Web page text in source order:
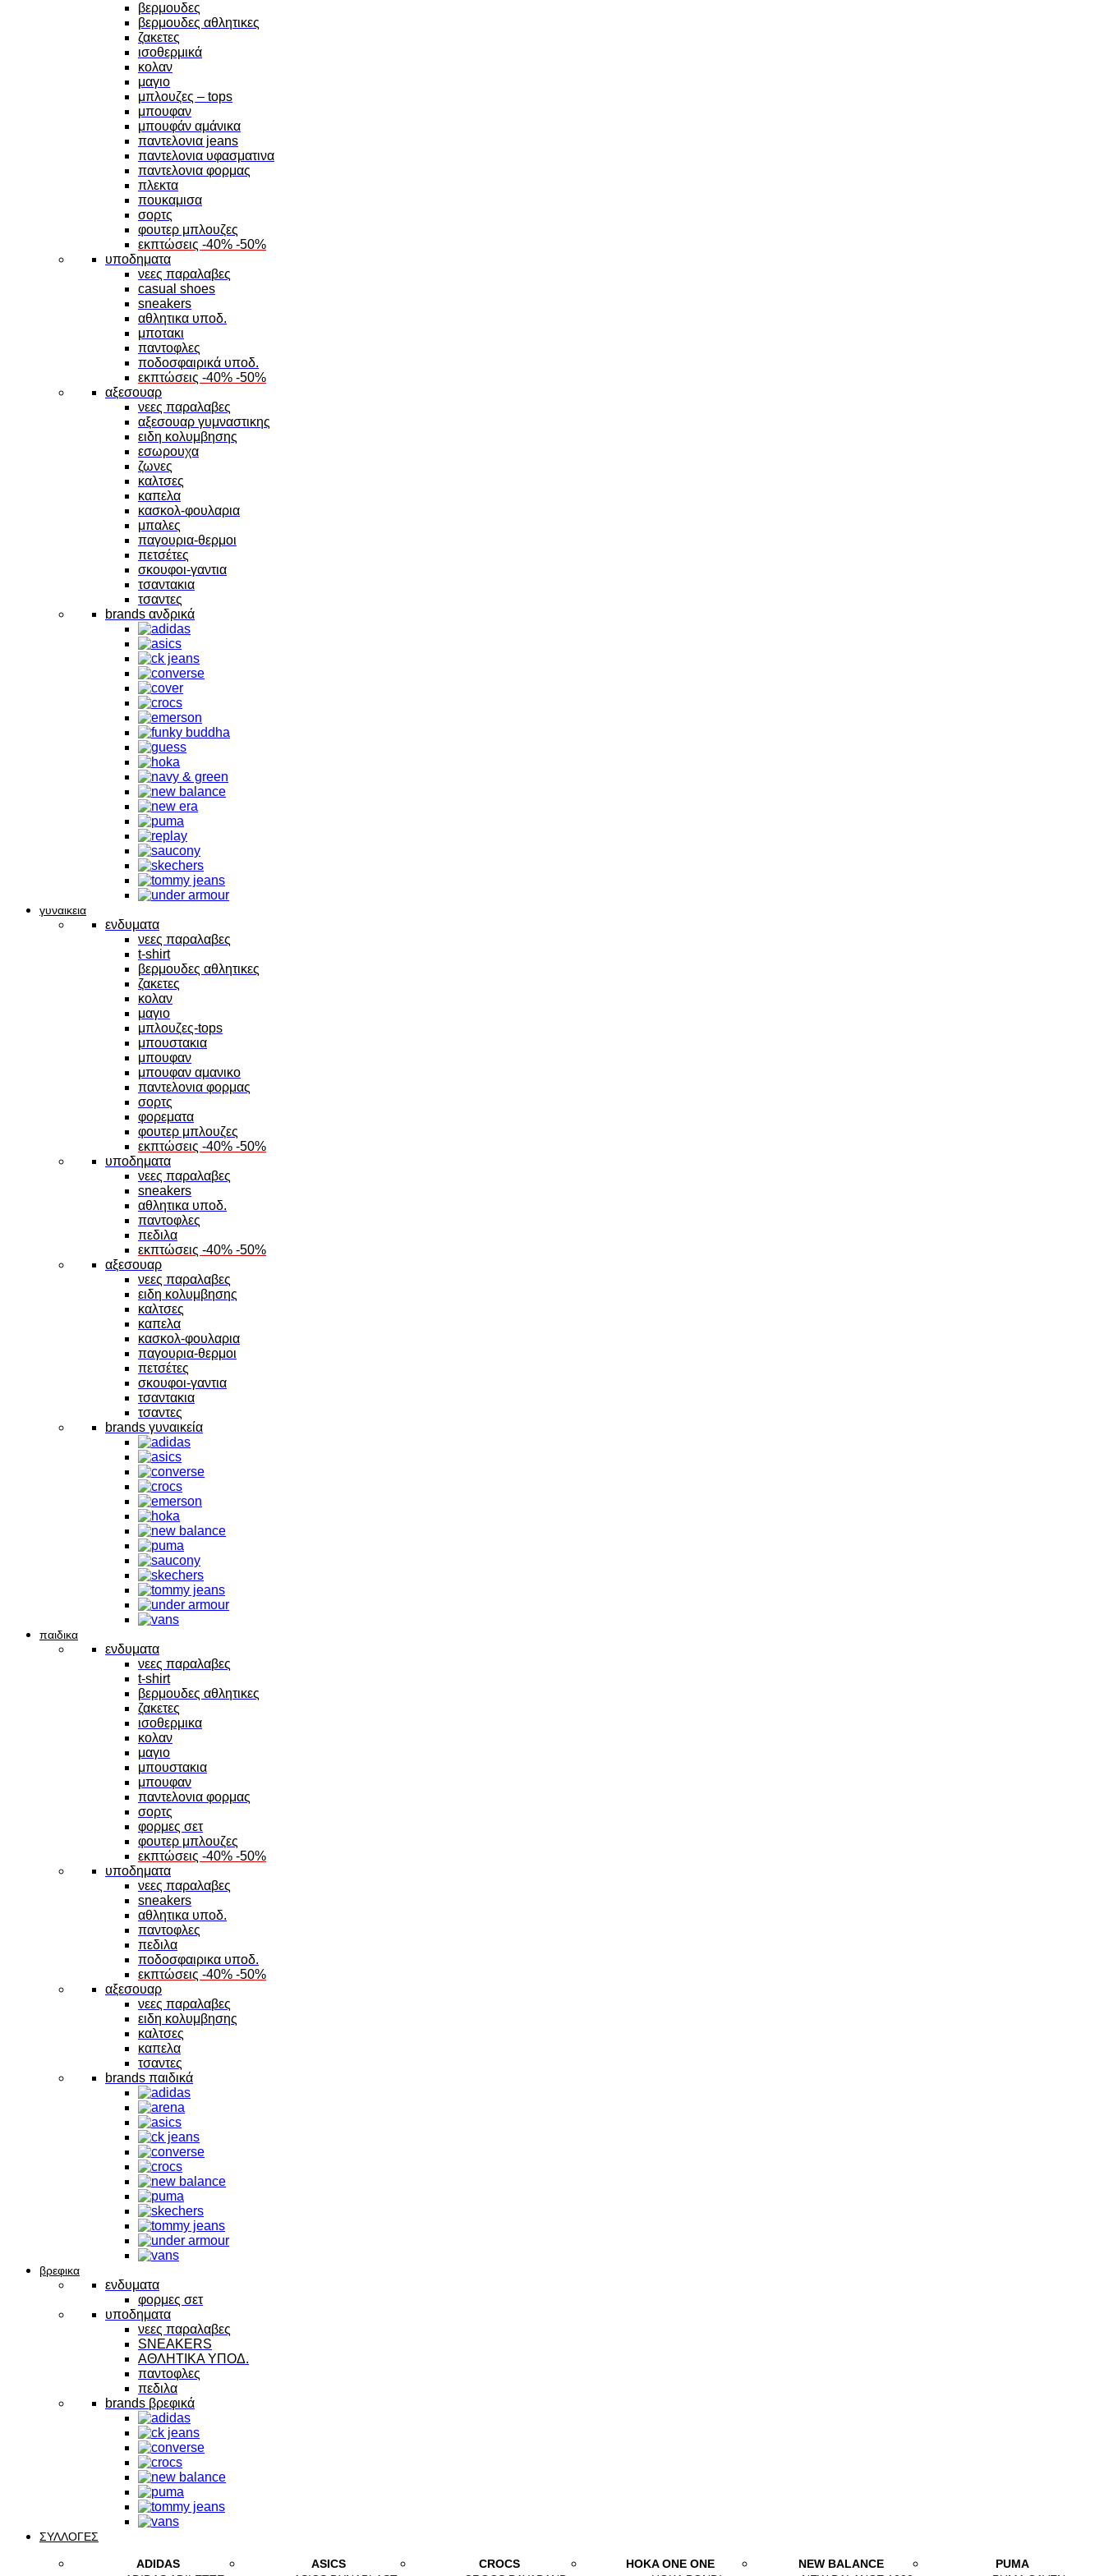
βερμουδες
βερμουδες αθλητικες
ζακετες
ισοθερμικά
κολαν
μαγιο
μπλουζες – tops
μπουφαν
μπουφάν αμάνικα
παντελονια jeans
παντελονια υφασματινα
παντελονια φορμας
πλεκτα
πουκαμισα
σορτς
φουτερ μπλουζες
εκπτώσεις -40% -50%
υποδηματα
νεες παραλαβες
casual shoes
sneakers
αθλητικα υποδ.
μποτακι
παντοφλες
ποδοσφαιρικά υποδ.
εκπτώσεις -40% -50%
αξεσουαρ
νεες παραλαβες
αξεσουαρ γυμναστικης
ειδη κολυμβησης
εσωρουχα
ζωνες
καλτσες
καπελα
κασκολ-φουλαρια
μπαλες
παγουρια-θερμοι
πετσέτες
σκουφοι-γαντια
τσαντακια
τσαντες
brands ανδρικά
γυναικεια
ενδυματα
νεες παραλαβες
t-shirt
βερμουδες αθλητικες
ζακετες
κολαν
μαγιο
μπλουζες-tops
μπουστακια
μπουφαν
μπουφαν αμανικο
παντελονια φορμας
σορτς
φορεματα
φουτερ μπλουζες
εκπτώσεις -40% -50%
υποδηματα
νεες παραλαβες
sneakers
αθλητικα υποδ.
παντοφλες
πεδιλα
εκπτώσεις -40% -50%
αξεσουαρ
νεες παραλαβες
ειδη κολυμβησης
καλτσες
καπελα
κασκολ-φουλαρια
παγουρια-θερμοι
πετσέτες
σκουφοι-γαντια
τσαντακια
τσαντες
brands γυναικεία
παιδικα
ενδυματα
νεες παραλαβες
t-shirt
βερμουδες αθλητικες
ζακετες
ισοθερμικα
κολαν
μαγιο
μπουστακια
μπουφαν
παντελονια φορμας
σορτς
φορμες σετ
φουτερ μπλουζες
εκπτώσεις -40% -50%
υποδηματα
νεες παραλαβες
sneakers
αθλητικα υποδ.
παντοφλες
πεδιλα
ποδοσφαιρικα υποδ.
εκπτώσεις -40% -50%
αξεσουαρ
νεες παραλαβες
ειδη κολυμβησης
καλτσες
καπελα
τσαντες
brands παιδικά
βρεφικα
ενδυματα
φορμες σετ
υποδηματα
νεες παραλαβες
SNEAKERS
ΑΘΛΗΤΙΚΑ ΥΠΟΔ.
παντοφλες
πεδιλα
brands βρεφικά
ΣΥΛΛΟΓΕΣ
ADIDAS
ASICS
CROCS
HOKA ONE ONE
NEW BALANCE
PUMA